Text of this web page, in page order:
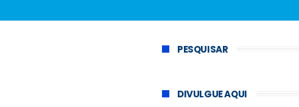
PESQUISAR
DIVULGUE AQUI